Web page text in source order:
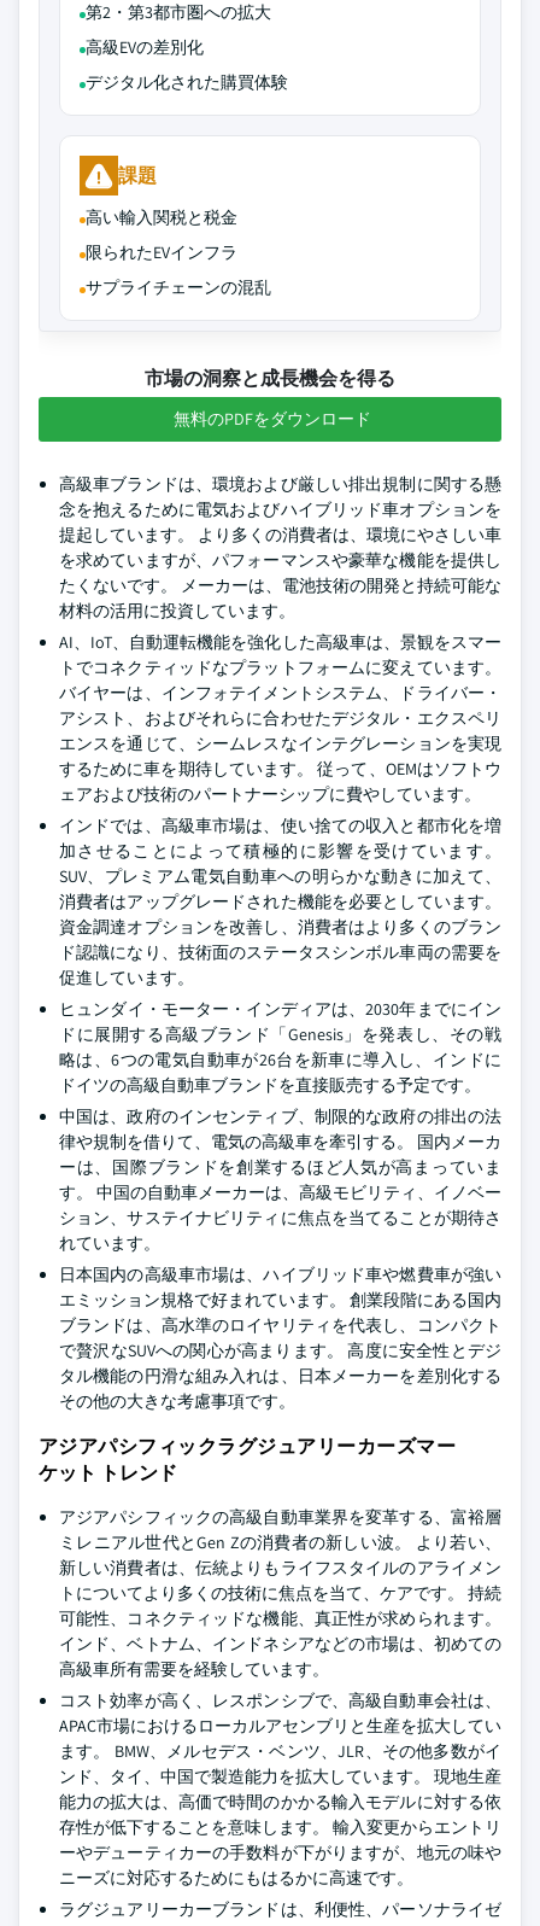
第2・第3都市圏への拡大
高級EVの差別化
デジタル化された購買体験
課題
高い輸入関税と税金
限られたEVインフラ
サプライチェーンの混乱
市場の洞察と成長機会を得る
無料のPDFをダウンロード
高級車ブランドは、環境および厳しい排出規制に関する懸
念を抱えるために電気およびハイブリッド車オプションを
提起しています。 より多くの消費者は、環境にやさしい車
を求めていますが、パフォーマンスや豪華な機能を提供し
たくないです。 メーカーは、電池技術の開発と持続可能な
材料の活用に投資しています。
AI、IoT、自動運転機能を強化した高級車は、景観をスマー
トでコネクティッドなプラットフォームに変えています。
バイヤーは、インフォテイメントシステム、ドライバー・
アシスト、およびそれらに合わせたデジタル・エクスペリ
エンスを通じて、シームレスなインテグレーションを実現
するために車を期待しています。 従って、OEMはソフトウ
ェアおよび技術のパートナーシップに費やしています。
インドでは、高級車市場は、使い捨ての収入と都市化を増
加させることによって積極的に影響を受けています。
SUV、プレミアム電気自動車への明らかな動きに加えて、
消費者はアップグレードされた機能を必要としています。
資金調達オプションを改善し、消費者はより多くのブラン
ド認識になり、技術面のステータスシンボル車両の需要を
促進しています。
ヒュンダイ・モーター・インディアは、2030年までにイン
ドに展開する高級ブランド「Genesis」を発表し、その戦
略は、6つの電気自動車が26台を新車に導入し、インドに
ドイツの高級自動車ブランドを直接販売する予定です。
中国は、政府のインセンティブ、制限的な政府の排出の法
律や規制を借りて、電気の高級車を牽引する。 国内メーカ
ーは、国際ブランドを創業するほど人気が高まっていま
す。 中国の自動車メーカーは、高級モビリティ、イノベー
ション、サステイナビリティに焦点を当てることが期待さ
れています。
日本国内の高級車市場は、ハイブリッド車や燃費車が強い
エミッション規格で好まれています。 創業段階にある国内
ブランドは、高水準のロイヤリティを代表し、コンパクト
で贅沢なSUVへの関心が高まります。 高度に安全性とデジ
タル機能の円滑な組み入れは、日本メーカーを差別化する
その他の大きな考慮事項です。
アジアパシフィックラグジュアリーカーズマー
ケット トレンド
アジアパシフィックの高級自動車業界を変革する、富裕層
ミレニアル世代とGen Zの消費者の新しい波。 より若い、
新しい消費者は、伝統よりもライフスタイルのアライメン
トについてより多くの技術に焦点を当て、ケアです。 持続
可能性、コネクティッドな機能、真正性が求められます。
インド、ベトナム、インドネシアなどの市場は、初めての
高級車所有需要を経験しています。
コスト効率が高く、レスポンシブで、高級自動車会社は、
APAC市場におけるローカルアセンブリと生産を拡大してい
ます。 BMW、メルセデス・ベンツ、JLR、その他多数がイ
ンド、タイ、中国で製造能力を拡大しています。 現地生産
能力の拡大は、高価で時間のかかる輸入モデルに対する依
存性が低下することを意味します。 輸入変更からエントリ
ーやデューティカーの手数料が下がりますが、地元の味や
ニーズに対応するためにもはるかに高速です。
ラグジュアリーカーブランドは、利便性、パーソナライゼ